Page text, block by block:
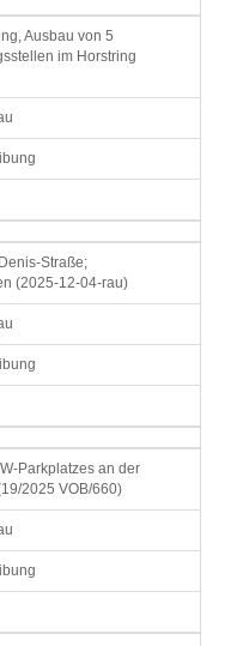
Ausbau von 5
im Horstring
Straße;
(2025-12-04-rau)
Parkplatzes an der
2025 VOB/660)